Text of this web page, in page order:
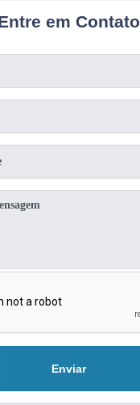
em Contato
Enviar